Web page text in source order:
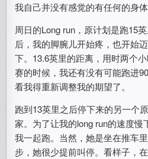
我自己并没有感觉的有任何的身体
周日的Long run，原计划是跑15
后，我的脚腕儿开始疼，也开始
下。13.6英里的距离，用时两个
赛的时候，我还有没有可能跑进
看我得重新调整我的期望了。
跑到13英里之后停下来的另一个
家。为了让我的long run的速度
我一起跑。当然，她是坐在推车
步，她很少提前叫停。看样子，